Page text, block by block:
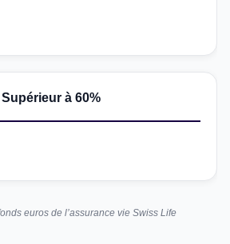
Supérieur à 60%
euros de l’assurance vie Swiss Life